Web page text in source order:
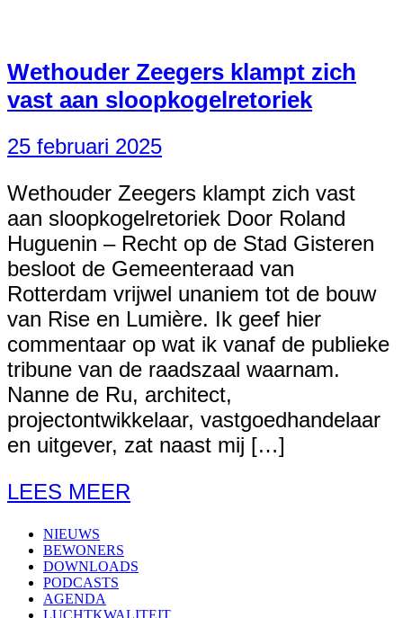
Wethouder Zeegers klampt zich
vast aan sloopkogelretoriek
25 februari 2025
Wethouder Zeegers klampt zich vast
aan sloopkogelretoriek Door Roland
Huguenin – Recht op de Stad Gisteren
besloot de Gemeenteraad van
Rotterdam vrijwel unaniem tot de bouw
van Rise en Lumière. Ik geef hier
commentaar op wat ik vanaf de publieke
tribune van de raadszaal waarnam.
Nanne de Ru, architect,
projectontwikkelaar, vastgoedhandelaar
en uitgever, zat naast mij […]
LEES MEER
NIEUWS
BEWONERS
DOWNLOADS
PODCASTS
AGENDA
LUCHTKWALITEIT